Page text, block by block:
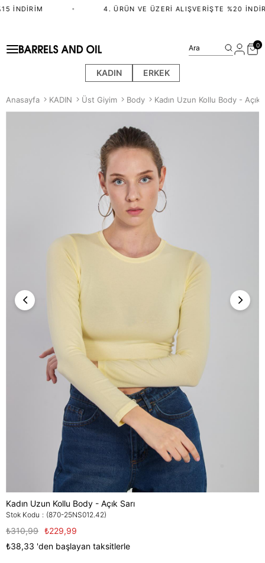
İNDIRIM 4. ÜRÜN VE ÜZERI ALIŞVERIŞTE %20
KADIN ERKEK
Ara 0
Anasayfa KADIN Üst Giyim Body Kadın Uzun Kollu Body - Açık
Kadın Uzun Kollu Body - Açık Sarı
Stok Kodu (870-25NS012.42)
₺310,99 ₺229,99
₺38,33 'den başlayan taksitlerle